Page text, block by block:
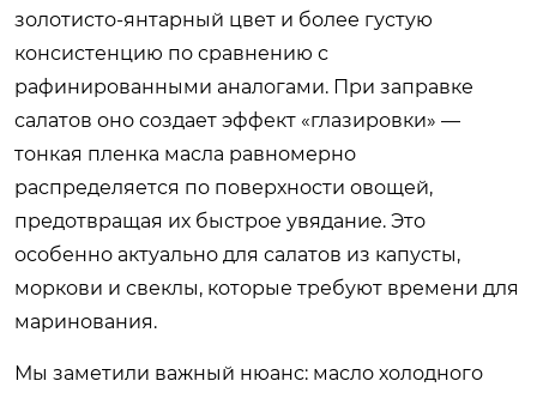
золотисто-янтарный цвет и более густую
консистенцию по сравнению с
рафинированными аналогами. При заправке
салатов оно создает эффект «глазировки» —
тонкая пленка масла равномерно
распределяется по поверхности овощей,
предотвращая их быстрое увядание. Это
особенно актуально для салатов из капусты,
моркови и свеклы, которые требуют времени для
маринования.
Мы заметили важный нюанс: масло холодного